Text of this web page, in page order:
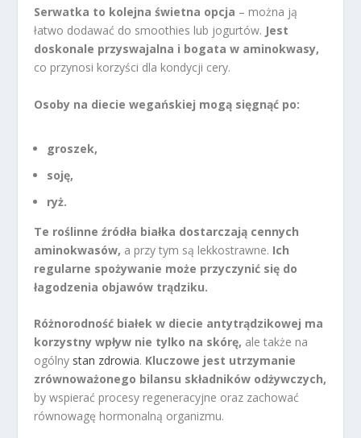
Serwatka to kolejna świetna opcja – można ją
łatwo dodawać do smoothies lub jogurtów. Jest
doskonale przyswajalna i bogata w aminokwasy,
co przynosi korzyści dla kondycji cery.
Osoby na diecie wegańskiej mogą sięgnąć po:
groszek,
soję,
ryż.
Te roślinne źródła białka dostarczają cennych
aminokwasów, a przy tym są lekkostrawne. Ich
regularne spożywanie może przyczynić się do
łagodzenia objawów trądziku.
Różnorodność białek w diecie antytrądzikowej ma
korzystny wpływ nie tylko na skórę, ale także na
ogólny stan zdrowia. Kluczowe jest utrzymanie
zrównoważonego bilansu składników odżywczych,
by wspierać procesy regeneracyjne oraz zachować
równowagę hormonalną organizmu.